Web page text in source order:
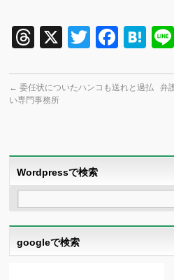
Threads
X Twitter
← 委任状についたハンコも送れと過払
い専門事務所
弁
Wordpressで検索
googleで検索